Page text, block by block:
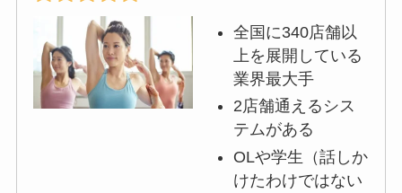
全国に340店舗以
上を展開している
業界最大手
2店舗通えるシス
テムがある
OLや学生（話しか
けたわけではない